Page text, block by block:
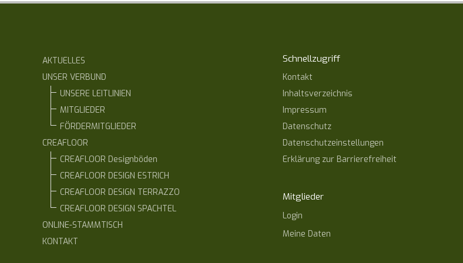
AKTUELLES
UNSER VERBUND
UNSERE LEITLINIEN
MITGLIEDER
FÖRDERMITGLIEDER
CREAFLOOR
CREAFLOOR Designböden
CREAFLOOR DESIGN ESTRICH
CREAFLOOR DESIGN TERRAZZO
CREAFLOOR DESIGN SPACHTEL
ONLINE-STAMMTISCH
KONTAKT
Schnellzugriff
Kontakt
Inhaltsverzeichnis
Impressum
Datenschutz
Datenschutzeinstellungen
Erklärung zur Barrierefreiheit
Mitglieder
Login
Meine Daten